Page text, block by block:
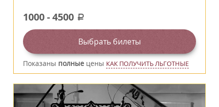
1000-4500 a
Выбрать билеты
Показаны полные цены КАК ПОЛУЧИТЬ ЛЬГОТНЫЕ